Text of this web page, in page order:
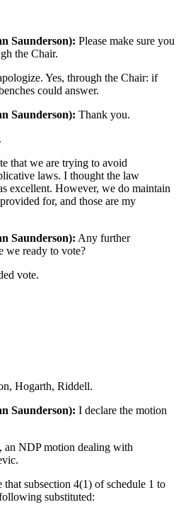
Saunderson): Please make sure you
the Chair.
Yes, through the Chair: if
could answer.
Saunderson): Thank you.
that we are trying to avoid
laws. I thought the law
excellent. However, we do maintain
for, and those are my
Saunderson): Any further
we ready to vote?
vote.
Hogarth, Riddell.
Saunderson): I declare the motion
an NDP motion dealing with
that subsection 4(1) of schedule 1 to
substituted: